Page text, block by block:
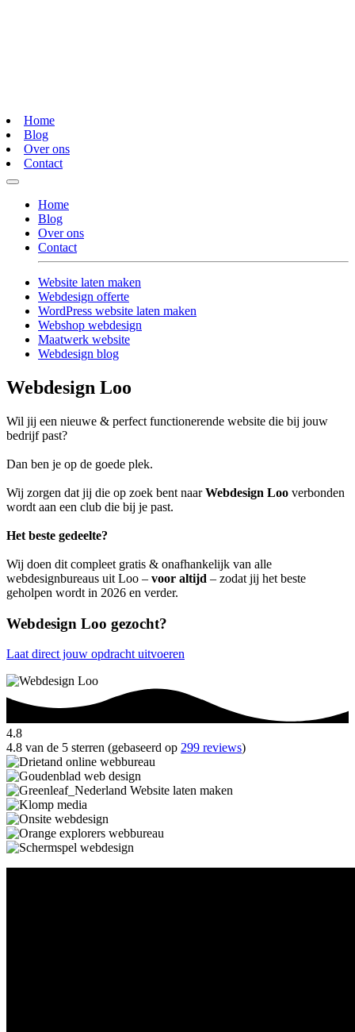
Home
Blog
Over ons
Contact
Home
Blog
Over ons
Contact
Website laten maken
Webdesign offerte
WordPress website laten maken
Webshop webdesign
Maatwerk website
Webdesign blog
Webdesign Loo
Wil jij een nieuwe & perfect functionerende website die bij jouw
bedrijf past?
Dan ben je op de goede plek.
Wij zorgen dat jij die op zoek bent naarWebdesign Loo verbonden
wordt aan een club die bij je past.
Het beste gedeelte?
Wij doen dit compleet gratis & onafhankelijk van alle
webdesignbureaus uit Loo – voor altijd – zodat jij het beste
geholpen wordt in 2026 en verder.
Webdesign Loo gezocht?
Laat direct jouw opdracht uitvoeren
4.8
4.8 van de 5 sterren (gebaseerd op 299 reviews)